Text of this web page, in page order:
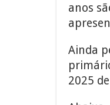
anos
Ainda
2025